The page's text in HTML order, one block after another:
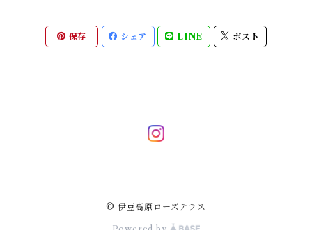
保存 シェア LINE ポスト
© 伊豆高原ローズテラス